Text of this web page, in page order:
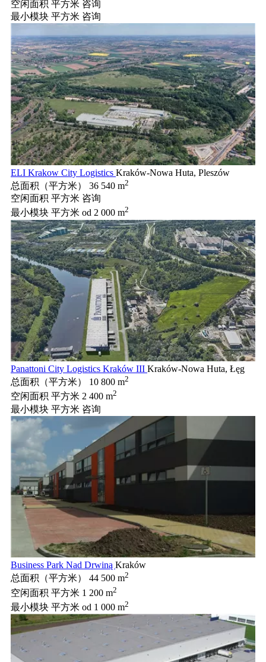
空闲面积 平方米 咨询
最小模块 平方米 咨询
ELI Krakow City Logistics Kraków-Nowa Huta, Pleszów
总面积（平方米）
36 540 m2
空闲面积 平方米 咨询
最小模块 平方米 od 2 000 m2
Panattoni City Logistics Kraków III Kraków-Nowa Huta, Łęg
总面积（平方米）
10 800 m2
空闲面积 平方米 2 400 m2
最小模块 平方米 咨询
Business Park Nad Drwiną Kraków
总面积（平方米）
44 500 m2
空闲面积 平方米 1 200 m2
最小模块 平方米 od 1 000 m2